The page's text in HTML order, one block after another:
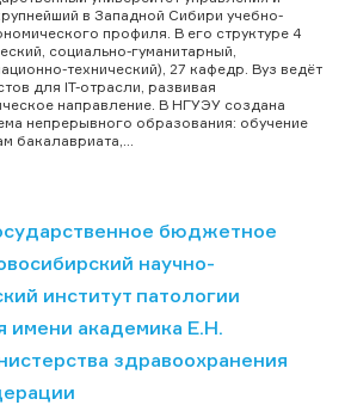
в Западной Сибири учебно-
профиля. В его структуре 4
социально-гуманитарный,
технический), 27 кафедр. Вуз ведёт
для IT-отрасли, развивая
направление. В НГУЭУ создана
непрерывного образования: обучение
бакалавриата,...
бюджетное
научно-
институт патологии
имени академика Е.Н.
здравоохранения